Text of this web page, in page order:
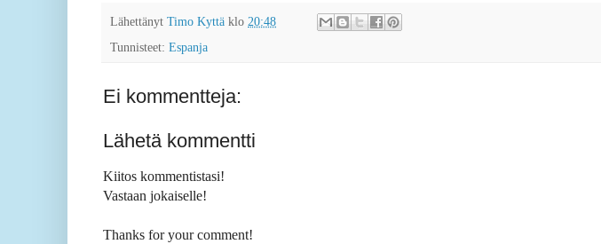
Lähettänyt Timo Kyttä klo 20:48
Tunnisteet: Espanja
Ei kommentteja:
Lähetä kommentti
Kiitos kommentistasi!
Vastaan jokaiselle!
Thanks for your comment!